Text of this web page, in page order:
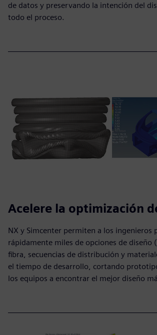
de datos y preservando la intención del
todo el proceso.
Acelere la optimización
NX y Simcenter permiten a los ingenieros
rápidamente miles de opciones de diseño
fibra, secuencias de distribución y
el tiempo de desarrollo, cortando
los equipos a encontrar el mejor diseño